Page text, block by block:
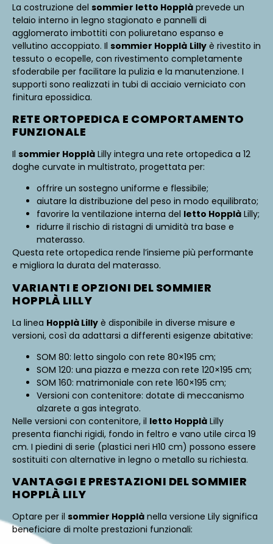
La costruzione del sommier letto Hopplà prevede un
telaio interno in legno stagionato e pannelli di
agglomerato imbottiti con poliuretano espanso e
vellutino accoppiato. Il sommier Hopplà Lilly è rivestito in
tessuto o ecopelle, con rivestimento completamente
sfoderabile per facilitare la pulizia e la manutenzione. I
supporti sono realizzati in tubi di acciaio verniciato con
finitura epossidica.
RETE ORTOPEDICA E COMPORTAMENTO
FUNZIONALE
Il sommier Hopplà Lilly integra una rete ortopedica a 12
doghe curvate in multistrato, progettata per:
offrire un sostegno uniforme e flessibile;
aiutare la distribuzione del peso in modo equilibrato;
favorire la ventilazione interna del letto Hopplà Lilly;
ridurre il rischio di ristagni di umidità tra base e
materasso.
Questa rete ortopedica rende l’insieme più performante
e migliora la durata del materasso.
VARIANTI E OPZIONI DEL SOMMIER
HOPPLÀ LILLY
La linea Hopplà Lilly è disponibile in diverse misure e
versioni, così da adattarsi a differenti esigenze abitative:
SOM 80: letto singolo con rete 80×195 cm;
SOM 120: una piazza e mezza con rete 120×195 cm;
SOM 160: matrimoniale con rete 160×195 cm;
Versioni con contenitore: dotate di meccanismo
alzarete a gas integrato.
Nelle versioni con contenitore, il letto Hopplà Lilly
presenta fianchi rigidi, fondo in feltro e vano utile circa 19
cm. I piedini di serie (plastici neri H10 cm) possono essere
sostituiti con alternative in legno o metallo su richiesta.
VANTAGGI E PRESTAZIONI DEL SOMMIER
HOPPLÀ LILY
Optare per il sommier Hopplà nella versione Lily significa
beneficiare di molte prestazioni funzionali: